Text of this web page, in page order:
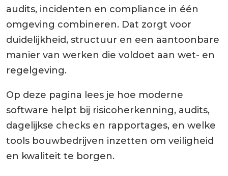
audits, incidenten en compliance in één
omgeving combineren. Dat zorgt voor
duidelijkheid, structuur en een aantoonbare
manier van werken die voldoet aan wet- en
regelgeving.
Op deze pagina lees je hoe moderne
software helpt bij risicoherkenning, audits,
dagelijkse checks en rapportages, en welke
tools bouwbedrijven inzetten om veiligheid
en kwaliteit te borgen.